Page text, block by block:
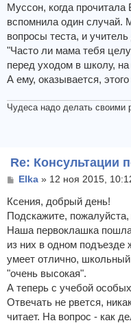
о
б
щ
е
н
и
е
Муссон, когда
вспомнила один случай.
вопросы теста, и
"Часто ли мама тебя
перед уходом в школу,
А ему, оказывается,
Чудеса надо делать своими
Re: Консультации
С
о
б
щ
е
н
и
е
Elka » 12 ноя 2015,
Ксения, добрый день!
Подскажите,
Наша первоклашка
из них в одном подъезде
умеет отлично, школьный
"очень высокая".
А теперь с учебой
Отвечать не рвется,
читает. На вопрос - как